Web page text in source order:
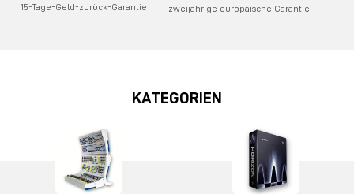
15-Tage-Geld-zurück-Garantie
zweijährige europäische Garantie
KATEGORIEN